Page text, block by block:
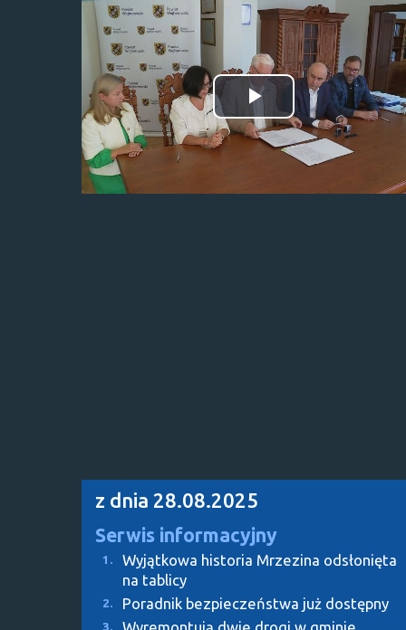
Odtwórz
wideo
z dnia 28.08.2025
Serwis informacyjny
1.
Wyjątkowa historia Mrzezina odsłonięta
na tablicy
2. Poradnik bezpieczeństwa już dostępny
3.